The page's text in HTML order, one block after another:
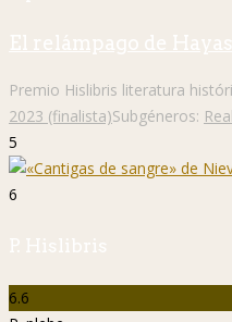
El relámpago de
Premio Hislibris literatura
2023 (finalista)Subgéneros:
5
6
P. Hislibris
6.6